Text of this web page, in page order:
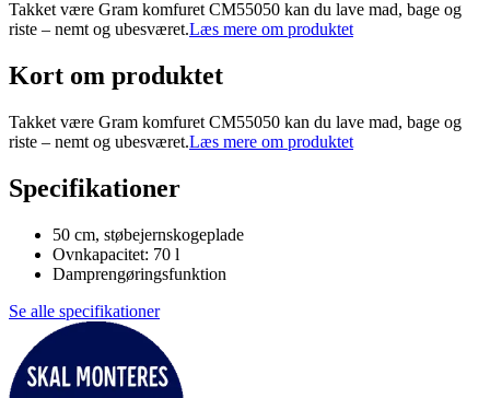
Takket være Gram komfuret CM55050 kan du lave mad, bage og
riste – nemt og ubesværet.Læs mere om produktet
Kort om produktet
Takket være Gram komfuret CM55050 kan du lave mad, bage og
riste – nemt og ubesværet.Læs mere om produktet
Specifikationer
50 cm, støbejernskogeplade
Ovnkapacitet: 70 l
Damprengøringsfunktion
Se alle specifikationer